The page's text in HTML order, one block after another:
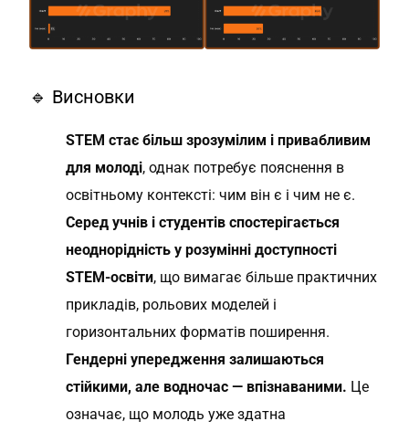
🔹 Висновки
STEM стає більш зрозумілим і привабливим
для молоді, однак потребує пояснення в
освітньому контексті: чим він є і чим не є.
Серед учнів і студентів спостерігається
неоднорідність у розумінні доступності
STEM-освіти, що вимагає більше практичних
прикладів, рольових моделей і
горизонтальних форматів поширення.
Гендерні упередження залишаються
стійкими, але водночас — впізнаваними. Це
означає, що молодь уже здатна